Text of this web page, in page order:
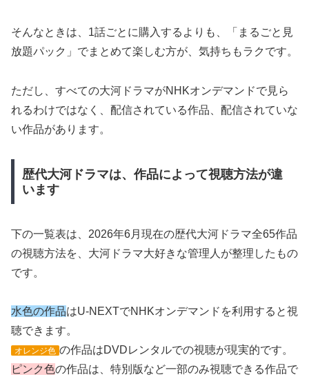
そんなときは、1話ごとに購入するよりも、「まるごと見
放題パック」でまとめて楽しむ方が、気持ちもラクです。
ただし、すべての大河ドラマがNHKオンデマンドで見ら
れるわけではなく、配信されている作品、配信されていな
い作品があります。
歴代大河ドラマは、作品によって視聴方法が違
います
下の一覧表は、2026年6月現在の歴代大河ドラマ全65作品
の視聴方法を、大河ドラマ大好きな管理人が整理したもの
です。
水色の作品はU-NEXTでNHKオンデマンドを利用すると視
聴できます。
オレンジ色 の作品はDVDレンタルでの視聴が現実的です。
ピンク色の作品は、特別版など一部のみ視聴できる作品で